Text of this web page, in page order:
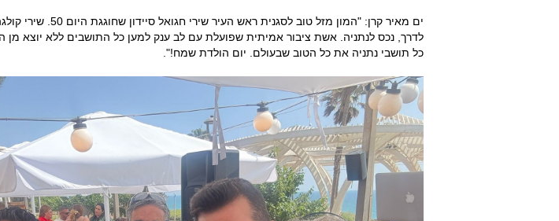
ים מאיר קרן: "המון מזל טוב לסגנית
לדרך, נכס לנתניה. אשת ציבור אמיתית שפועלת עם לב ענק למען כל התושבים ללא יוצא
כל תושבי נתניה את כל הטוב שבעולם. יום הולדת שמח!".